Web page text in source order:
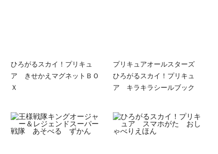
ひろがるスカイ！プリキュ
ア きせかえマグネットＢＯ
Ｘ
プリキュアオールスターズ
ひろがるスカイ！プリキュ
ア キラキラシールブック